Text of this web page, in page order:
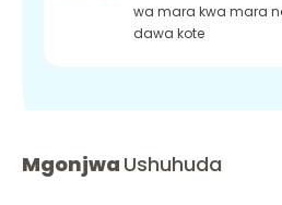
wa mara kwa mara
dawa kote
Mgonjwa Ushuhuda